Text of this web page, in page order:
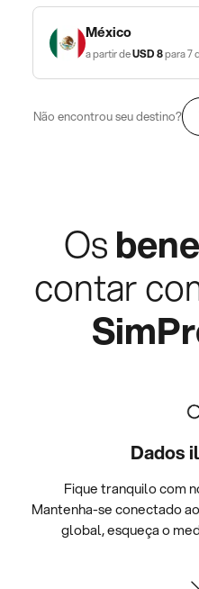
México
a partir deUSD8para 7
Não encontrou seu destino?
Os
contar
Dados
Fique tranquilo com
Mantenha-se conectado
global, esqueça o